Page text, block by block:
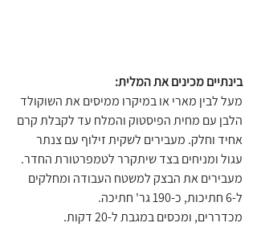
בינתיים מכינים את המלית:
מעל לבין מארי או במיקרו ממיסים את השוקולד
הלבן עם מחית הפיסטוק והמלח עד לקבלת קרם
אחיד וחלק. מעבירים לשקית זילוף עם צנתר
עגול ומניחים בצד שיתקרר לטמפרטורת החדר.
מעבירים את הבצק למשטח העבודה ומחלקים
ל-6 חתיכות, כ-190 גר' חתיכה.
מכדררים, ומכסים במגבת ל-20 דקות.